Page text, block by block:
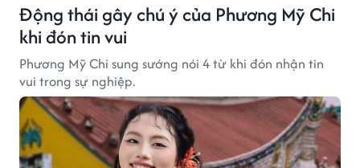
Động thái gây chú ý của Phương Mỹ Chi
khi đón tin vui
Phương Mỹ Chi sung sướng nói 4 từ khi đón nhận tin
vui trong sự nghiệp.